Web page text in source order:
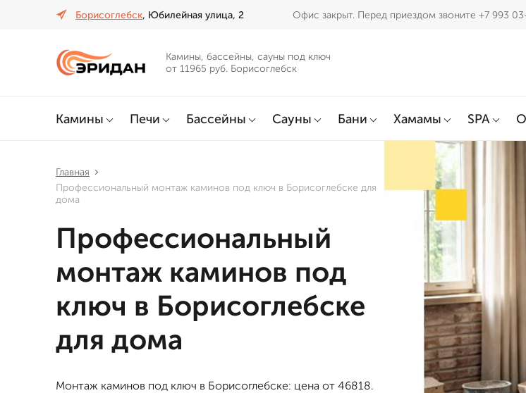
Борисоглебск, Юбилейная улица, 2 Офис закрыт. Перед приездом звоните +7 993
Камины, бассейны, сауны под ключ
от 11965 руб. Борисоглебск
Камины Печи Бассейны Сауны Бани Хамамы SPA
Главная
Профессиональный монтаж каминов под ключ в Борисоглебске для
дома
Профессиональный
монтаж каминов под
ключ в Борисоглебске
для дома
Монтаж каминов под ключ в Борисоглебске: цена от 46818.